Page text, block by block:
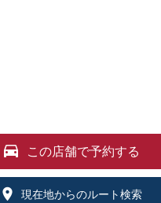
この店舗で予約する
現在地からのルート検索